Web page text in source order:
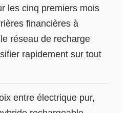
les cinq premiers mois
financières à
réseau de recharge
rapidement sur tout
entre électrique pur,